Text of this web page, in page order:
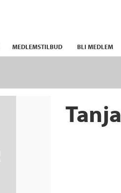
MEDLEMSTILBUD BLI MEDLEM